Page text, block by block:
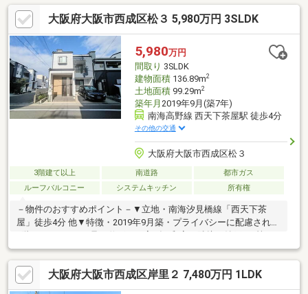
スペースの様子を家事をしながら見守れる安心感があります。床
暖房、食洗機、浴室乾燥など日々の暮らしがより快適になる設備
も完備！シンプルな内装でインテリア選びもしやすく、入居後の
アレンジもしやすいのがポイント♪暮らしやすさを実感できるおす
すめの物件です☆
大阪府大阪市西成区松３ 5,980万円 3SLDK
5,980万円
間取り 3SLDK
建物面積136.89m2
土地面積99.29m2
築年月 2019年9月(築7年)
南海高野線 西天下茶屋駅 徒歩4分
その他の交通
大阪府大阪市西成区松３
3階建て以上 南道路
都市ガス
ルーフバルコニー
システムキッチン 所有権
－物件のおすすめポイント－▼立地・南海汐見橋線「西天下茶
屋」徒歩4分 他▼特徴・2019年9月築・プライバシーに配慮された
2階LDK・LDKには足を伸ばして寛げる和室が隣接・納戸が3箇
所、多用途に活用可・WIC・SIC等、収納豊富・約12帖のバルコニ
ー含む、南面バルコニー2か所有・駐車1台可(車種による)▼設
備・1616サイズの浴室・トイレ2か所▼周辺環境・食品館アプロ
天下茶屋店 徒歩5分(約400m)・大阪市立橘小学校 徒歩5分(約
大阪府大阪市西成区岸里２ 7,480万円 1LDK